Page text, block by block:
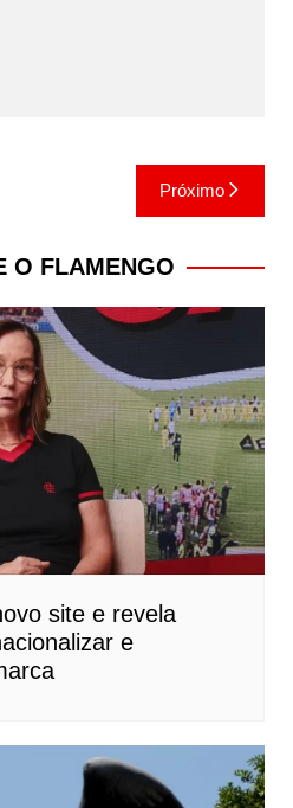
Próximo
O FLAMENGO
site e revela
e